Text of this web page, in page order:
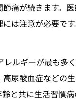
節痛が続きます。
は注意が必要です
レルギーが最も多
尿酸血症などの
と共に生活習慣